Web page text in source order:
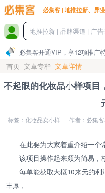
必集客 | 地推拉新、异
必集客开通VIP，享12项推广
首页 文章专栏 文章详情
不起眼的化妆品小样项目
标签：化妆品卖小样 作者：必集
在此要为大家着重介绍一个
该项目操作起来颇为简易，
每单能获取大概10来元的
丰厚，